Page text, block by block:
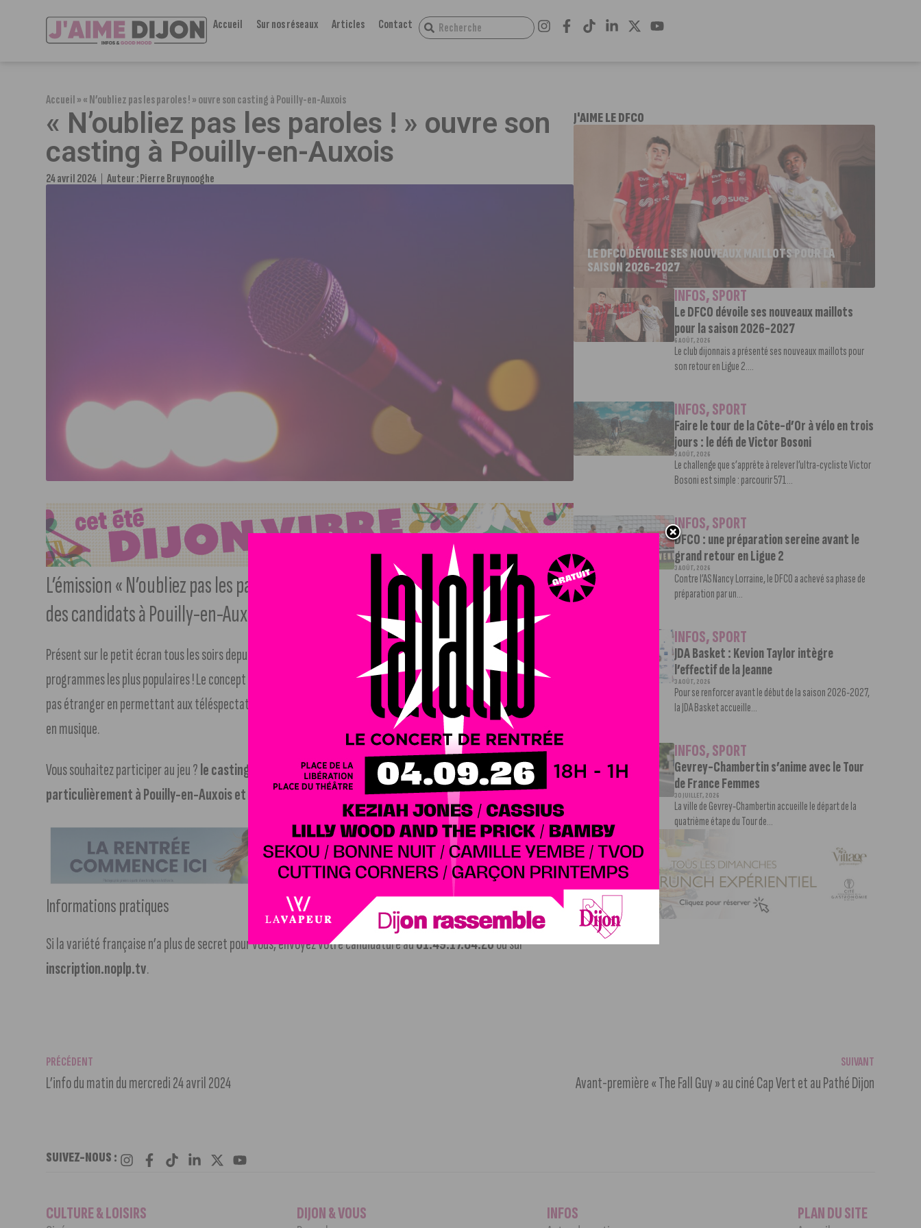
Accueil Sur nos réseaux Articles Contact
Accueil»« N’oubliez pas les paroles ! » ouvre son casting à Pouilly-en-Auxois
« N’oubliez pas les paroles ! » ouvre son
casting à Pouilly-en-Auxois
24 avril 2024 Auteur :Pierre Bruynooghe
L’émission « N’oubliez pas les paroles ! », animée par Nagui sur France 2, cherche
des candidats à Pouilly-en-Auxois et ses alentours.
Présent sur le petit écran tous les soirs depuis plus de 15 ans, « N’oubliez pas les paroles ! » est devenu l’un des
programmes les plus populaires ! Le concept du jeu, consistant en la restitution des paroles d’une chanson, n’y est
pas étranger en permettant aux téléspectateurs, seuls, en famille ou entre amis, de passer des soirées conviviales
en musique.
Vous souhaitez participer au jeu ?le casting de l’émission cherche des candidats en Côte-d’Or, et plus
particulièrement à Pouilly-en-Auxois et ses alentours .
Informations pratiques
Si la variété française n’a plus de secret pour vous, envoyez votre candidature au01.49.17.84.20ou sur
inscription.noplp.tv.
J'AIME LE DFCO
LE DFCO DÉVOILE SES NOUVEAUX MAILLOTS POUR LA
SAISON 2026-2027
INFOS,SPORT
Le DFCO dévoile ses nouveaux maillots
pour la saison 2026-2027
6 AOÛT, 2026
Le club dijonnais a présenté ses nouveaux maillots pour
son retour en Ligue 2....
INFOS,SPORT
Faire le tour de la Côte-d’Or à vélo en trois
jours : le défi de Victor Bosoni
5 AOÛT, 2026
Le challenge que s’apprête à relever l’ultra-cycliste Victor
Bosoni est simple : parcourir 571...
INFOS,SPORT
DFCO : une préparation sereine avant le
grand retour en Ligue 2
3 AOÛT, 2026
Contre l’AS Nancy Lorraine, le DFCO a achevé sa phase de
préparation par un...
INFOS,SPORT
JDA Basket : Kevion Taylor intègre
l’effectif de la Jeanne
3 AOÛT, 2026
Pour se renforcer avant le début de la saison 2026-2027,
la JDA Basket accueille...
INFOS,SPORT
Gevrey-Chambertin s’anime avec le Tour
de France Femmes
30 JUILLET, 2026
La ville de Gevrey-Chambertin accueille le départ de la
quatrième étape du Tour de...
PRÉCÉDENT
L’info du matin du mercredi 24 avril 2024
SUIVANT
Avant-première « The Fall Guy » au ciné Cap Vert et au Pathé Dijon
SUIVEZ-NOUS :
CULTURE & LOISIRS
DIJON & VOUS
INFOS
PLAN DU SITE